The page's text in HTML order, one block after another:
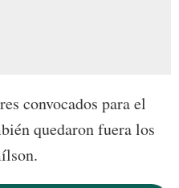
convocados para el
quedaron fuera los